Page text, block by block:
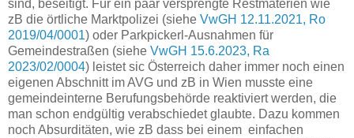
sind, beseitigt. Für ein paar versprengte Restmaterien wie
zB die örtliche Marktpolizei (siehe VwGH 12.11.2021, Ro
2019/04/0001) oder Parkpickerl-Ausnahmen für
Gemeindestraßen (siehe VwGH 15.6.2023, Ra
2023/02/0004) leistet sic Österreich daher immer noch einen
eigenen Abschnitt im AVG und zB in Wien musste eine
gemeindeinterne Berufungsbehörde reaktiviert werden, die
man schon endgültig verabschiedet glaubte. Dazu kommen
noch Absurditäten, wie zB dass bei einem einfachen